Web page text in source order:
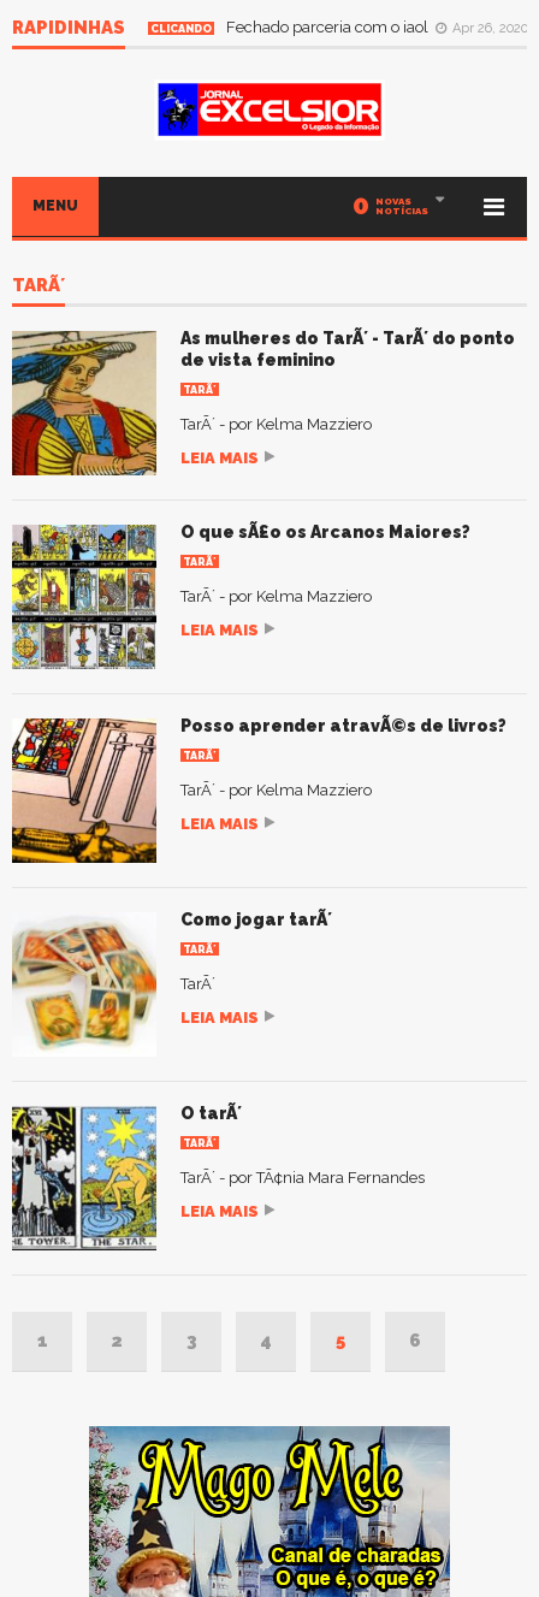
RAPIDINHAS CLICANDO Fechado parceria com o iaol Apr 26, 2020
MENU 0
NOVAS
NOTÍCIAS
TARÃ´
As mulheres do TarÃ´ - TarÃ´ do ponto
de vista feminino
TARÃ´
TarÃ´ - por Kelma Mazziero
LEIA MAIS
O que sÃ£o os Arcanos Maiores?
TARÃ´
TarÃ´ - por Kelma Mazziero
LEIA MAIS
Posso aprender atravÃ©s de livros?
TARÃ´
TarÃ´ - por Kelma Mazziero
LEIA MAIS
Como jogar tarÃ´
TARÃ´
TarÃ´
LEIA MAIS
O tarÃ´
TARÃ´
TarÃ´ - por TÃ¢nia Mara Fernandes
LEIA MAIS
1 2 3 4 5 6